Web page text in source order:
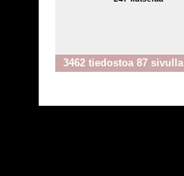
3462 tiedostoa 87 sivulla